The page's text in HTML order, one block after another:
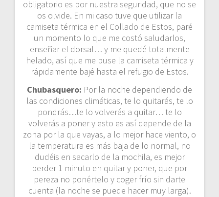
obligatorio es por nuestra seguridad, que no se
os olvide. En mi caso tuve que utilizar la
camiseta térmica en el Collado de Estos, paré
un momento lo que me costó saludarlos,
enseñar el dorsal… y me quedé totalmente
helado, así que me puse la camiseta térmica y
rápidamente bajé hasta el refugio de Estos.
Chubasquero: Por la noche dependiendo de
las condiciones climáticas, te lo quitarás, te lo
pondrás…te lo volverás a quitar… te lo
volverás a poner y esto es así depende de la
zona por la que vayas, a lo mejor hace viento, o
la temperatura es más baja de lo normal, no
dudéis en sacarlo de la mochila, es mejor
perder 1 minuto en quitar y poner, que por
pereza no ponértelo y coger frío sin darte
cuenta (la noche se puede hacer muy larga).